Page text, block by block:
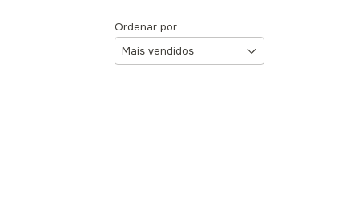
Ordenar por